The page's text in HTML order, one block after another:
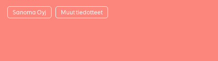
Sanoma Oyj Muut tiedotteet